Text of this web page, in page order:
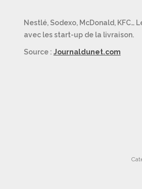
Nestlé, Sodexo, McDonald,
avec les start-up de la livraison.
Source : Journaldunet.com